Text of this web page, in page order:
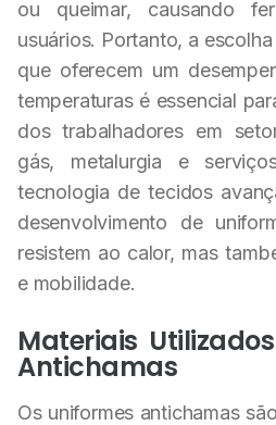
ou queimar, causando
usuários. Portanto, a
que oferecem um
temperaturas é essencial
dos trabalhadores em
gás, metalurgia e
tecnologia de tecidos
desenvolvimento de
resistem ao calor, mas
e mobilidade.
Materiais
Antichamas
Os uniformes antichamas